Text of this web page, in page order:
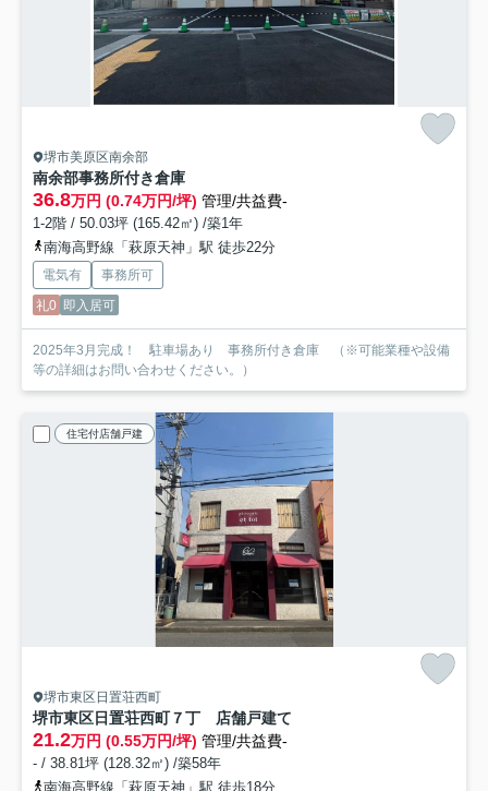
堺市美原区南余部
南余部事務所付き倉庫
36.8万円 (0.74万円/坪) 管理/共益費-
1-2階 / 50.03坪 (165.42㎡) /築1年
南海高野線「萩原天神」駅 徒歩22分
電気有
事務所可
礼0 即入居可
2025年3月完成！ 駐車場あり 事務所付き倉庫 （※可能業種や設備
等の詳細はお問い合わせください。）
住宅付店舗戸建
堺市東区日置荘西町
堺市東区日置荘西町７丁 店舗戸建て
21.2万円 (0.55万円/坪) 管理/共益費-
- / 38.81坪 (128.32㎡) /築58年
南海高野線「萩原天神」駅 徒歩18分